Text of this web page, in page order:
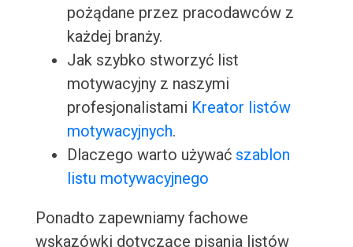
pożądane przez pracodawców z
każdej branży.
Jak szybko stworzyć list
motywacyjny z naszymi
profesjonalistami Kreator listów
motywacyjnych.
Dlaczego warto używać szablon
listu motywacyjnego
Ponadto zapewniamy fachowe
wskazówki dotyczące pisania listów